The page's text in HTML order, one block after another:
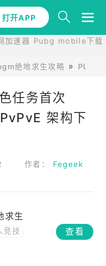
打开APP
加速器 Pubg mobile下载
绝地求生攻略 PUBG
任务首次
架构下
作者： Fegeek
求生
竞技
查看